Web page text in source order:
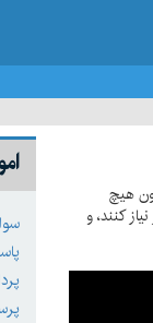
هیچ
کنند، و
This is a modal window.